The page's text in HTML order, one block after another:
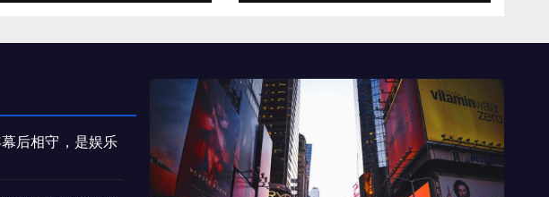
后相守，是娱乐